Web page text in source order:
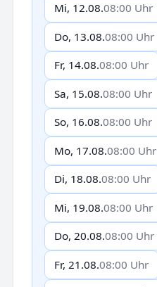
Mi, 12.08.08:00 Uhr
Do, 13.08.08:00 Uhr
Fr, 14.08.08:00 Uhr
Sa, 15.08.08:00 Uhr
So, 16.08.08:00 Uhr
Mo, 17.08.08:00 Uhr
Di, 18.08.08:00 Uhr
Mi, 19.08.08:00 Uhr
Do, 20.08.08:00 Uhr
Fr, 21.08.08:00 Uhr